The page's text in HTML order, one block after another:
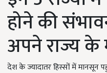
होने की
अपने राज्य के
देश के ज्यादातर हिस्सों में